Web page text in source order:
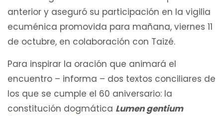
anterior y aseguró su participación en la vigilia
ecuménica promovida para mañana, viernes 11
de octubre, en colaboración con Taizé.
Para inspirar la oración que animará el
encuentro – informa – dos textos conciliares de
los que se cumple el 60 aniversario: la
constitución dogmática Lumen gentium